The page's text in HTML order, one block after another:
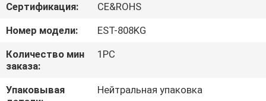
О
НАС
ТУР
ПО
Сертификация:
CE&ROHS
Номер модели:
EST-808KG
Количество мин
заказа:
1PC
Упаковывая
Нейтральная упаковка